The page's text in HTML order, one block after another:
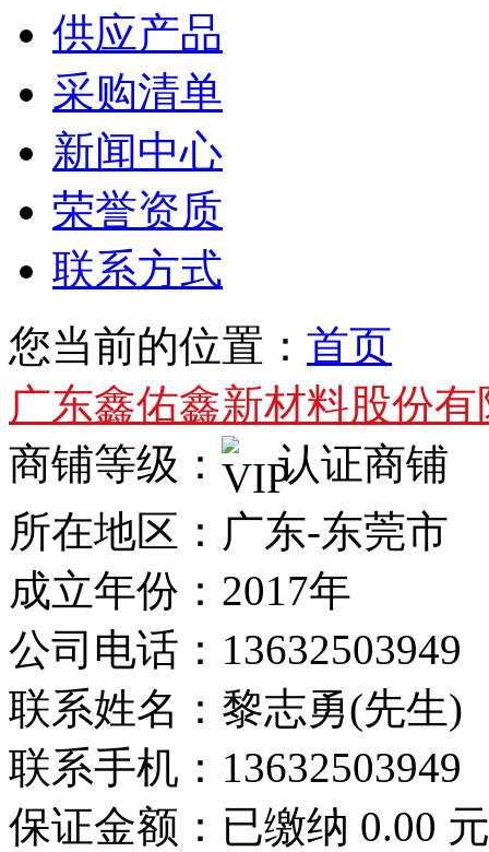
供应产品
采购清单
新闻中心
荣誉资质
联系方式
您当前的位置： 首页
广东鑫佑鑫新材料股份
商铺等级：
认证商铺
所在地区：广东-东莞市
成立年份：2017年
公司电话： 13632503949
联系姓名：黎志勇(先生)
联系手机： 13632503949
保证金额： 已缴纳 0.00 元